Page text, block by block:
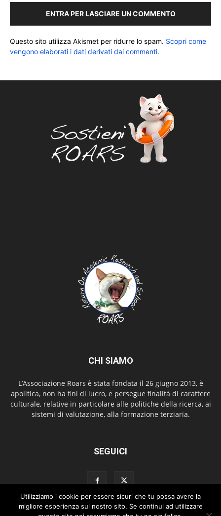
ENTRA PER LASCIARE UN COMMENTO
Questo sito utilizza Akismet per ridurre lo spam. Scopri come
vengono elaborati i dati derivati dai commenti.
CHI SIAMO
L’Associazione Roars è stata fondata il 26 giugno 2013, è
apolitica, non ha fini di lucro, e persegue finalità di carattere
culturale, relative in particolare alle politiche della ricerca, ai
sistemi di valutazione, alla formazione terziaria.
SEGUICI
Utilizziamo i cookie per essere sicuri che tu possa avere la
migliore esperienza sul nostro sito. Se continui ad utilizzare